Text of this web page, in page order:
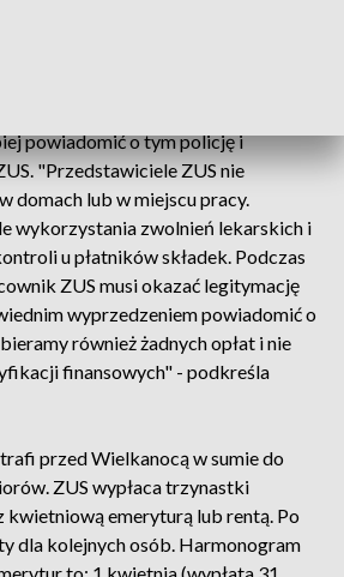
powiadomić o tym policję i
"Przedstawiciele ZUS nie
domach lub w miejscu pracy.
wykorzystania zwolnień lekarskich i
u płatników składek. Podczas
ZUS musi okazać legitymację
wyprzedzeniem powiadomić o
również żadnych opłat i nie
finansowych" - podkreśla
przed Wielkanocą w sumie do
ZUS wypłaca trzynastki
kwietniową emeryturą lub rentą. Po
dla kolejnych osób. Harmonogram